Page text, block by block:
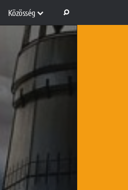
Közösség